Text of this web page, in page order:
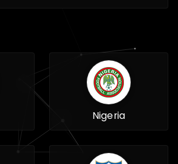
Nigeria